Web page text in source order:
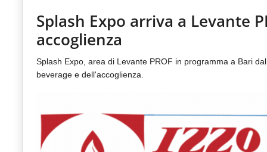
Il
portale
del
del
Ospitalità
Distribuzione
Prodotti | Dispensa Horeca
RUBRICHE
Splash Expo arriva a Levante
accoglienza
Splash Expo, area di Levante PROF in programma a Bari
beverage e dell'accoglienza.